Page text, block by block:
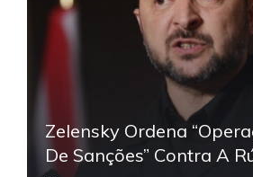
Zelensky Ordena
De Sanções” Contra A